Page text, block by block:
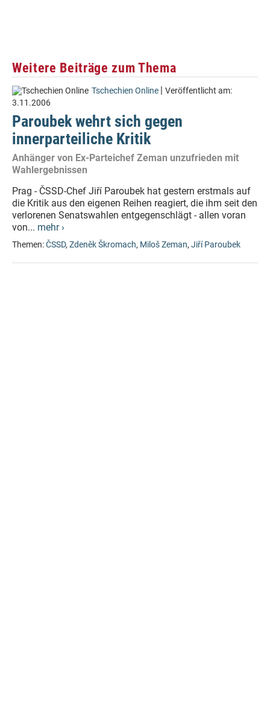
Weitere Beiträge zum Thema
Tschechien Online | Veröffentlicht am:
3.11.2006
Paroubek wehrt sich gegen
innerparteiliche Kritik
Anhänger von Ex-Parteichef Zeman unzufrieden mit
Wahlergebnissen
Prag - ČSSD-Chef Jiří Paroubek hat gestern erstmals auf
die Kritik aus den eigenen Reihen reagiert, die ihm seit den
verlorenen Senatswahlen entgegenschlägt - allen voran
von... mehr ›
Themen:ČSSD, Zdeněk Škromach, Miloš Zeman, Jiří Paroubek